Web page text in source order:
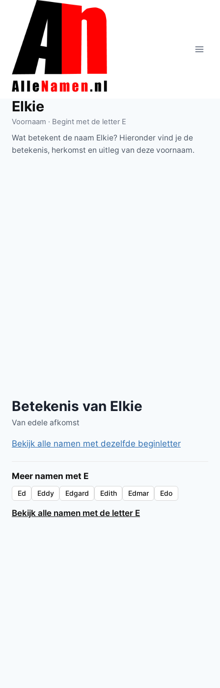
Doorgaan
inhoud
Elkie
Voornaam · Begint met de letter E
Wat betekent de naam Elkie? Hieronder vind je de
betekenis, herkomst en uitleg van deze voornaam.
Betekenis van Elkie
Van edele afkomst
Bekijk alle namen met dezelfde beginletter
Meer namen met E
Ed Eddy Edgard Edith Edmar Edo
Bekijk alle namen met de letter E